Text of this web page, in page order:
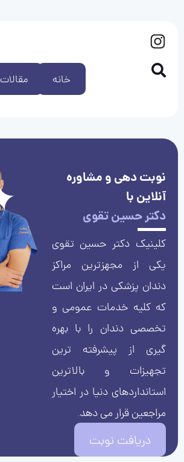
مقالات خانه
نوبت دهی و مشاوره
آنلاین با
دکتر حسین تقوی
کلینیک دکتر حسین تقوی
یکی از مجهزترین مراکز
دندان پزشکی در ایران است
که کلیه خدمات عمومی و
تخصصی دندان را با بهره
گیری از پیشرفته ترین
تجهیزات و بالاترین
استانداردهای دنیا در اختیار
مراجعین قرار می دهد.
دریافت نوبت